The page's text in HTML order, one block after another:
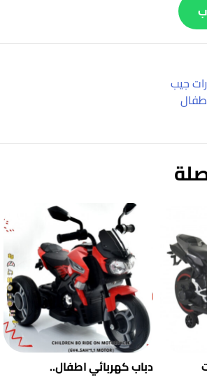
جيب
دباب كهربائي اطفال..